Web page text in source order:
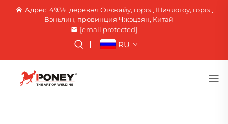
Адрес: 493#, деревня Сячжайу, город Шичяотоу, город
Вэньлин, провинция Чжэцзян, Китай
[email protected]
RU